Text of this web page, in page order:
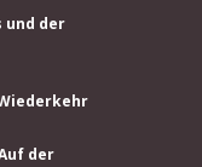
und der
der